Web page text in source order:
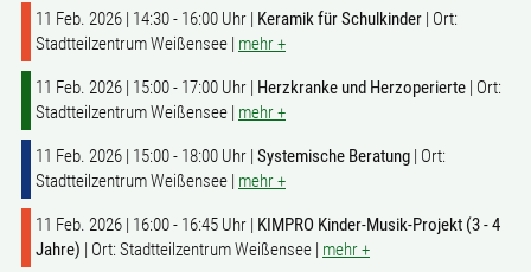
11 Feb. 2026 | 14:30 - 16:00 Uhr | Keramik für Schulkinder | Ort:
Stadtteilzentrum Weißensee | mehr +
11 Feb. 2026 | 15:00 - 17:00 Uhr | Herzkranke und Herzoperierte | Ort:
Stadtteilzentrum Weißensee | mehr +
11 Feb. 2026 | 15:00 - 18:00 Uhr | Systemische Beratung | Ort:
Stadtteilzentrum Weißensee | mehr +
11 Feb. 2026 | 16:00 - 16:45 Uhr | KIMPRO Kinder-Musik-Projekt (3 - 4
Jahre) | Ort: Stadtteilzentrum Weißensee | mehr +